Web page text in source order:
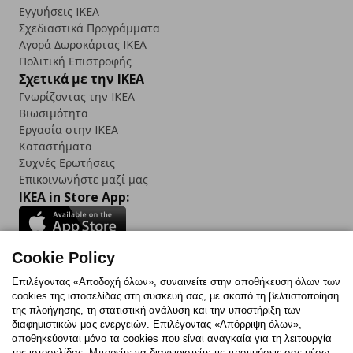
Εγγυήσεις IKEA
Σχεδιαστικά Προγράμματα
Αγορά Δωρoκάρτας IKEA
Πολιτική Επιστροφής
Σχετικά με την IKEA
Γνωρίζοντας την IKEA
Βιωσιμότητα
Εργασία στην IKEA
Καταστήματα
Συχνές Ερωτήσεις
Επικοινωνήστε μαζί μας
IKEA in Store App:
Follow us:
FacebookInstagram
TikTokYoutubePinterestTwitter
Cookie Policy
Επιλέγοντας «Αποδοχή όλων», συναινείτε στην αποθήκευση όλων των
cookies της ιστοσελίδας στη συσκευή σας, με σκοπό τη βελτιστοποίηση
της πλοήγησης, τη στατιστική ανάλυση και την υποστήριξη των
διαφημιστικών μας ενεργειών. Επιλέγοντας «Απόρριψη όλων»,
αποθηκεύονται μόνο τα cookies που είναι αναγκαία για τη λειτουργία